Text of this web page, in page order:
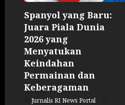
Spanyol yang Baru:
Juara Piala Dunia
2026 yang
Menyatukan
Keindahan
Permainan dan
Keberagaman
Jurnalis RI News Portal